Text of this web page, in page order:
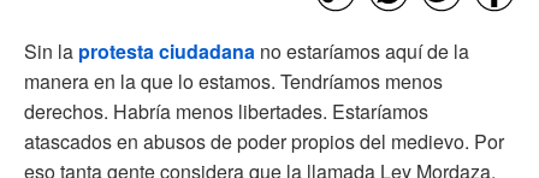
Sin la protesta ciudadana no estaríamos aquí de la
manera en la que lo estamos. Tendríamos menos
derechos. Habría menos libertades. Estaríamos
atascados en abusos de poder propios del medievo. Por
eso tanta gente considera que la llamada Ley Mordaza,